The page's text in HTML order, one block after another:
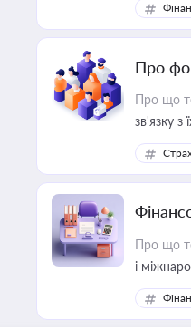
Про
Про що
зв'язку з
Про що
і